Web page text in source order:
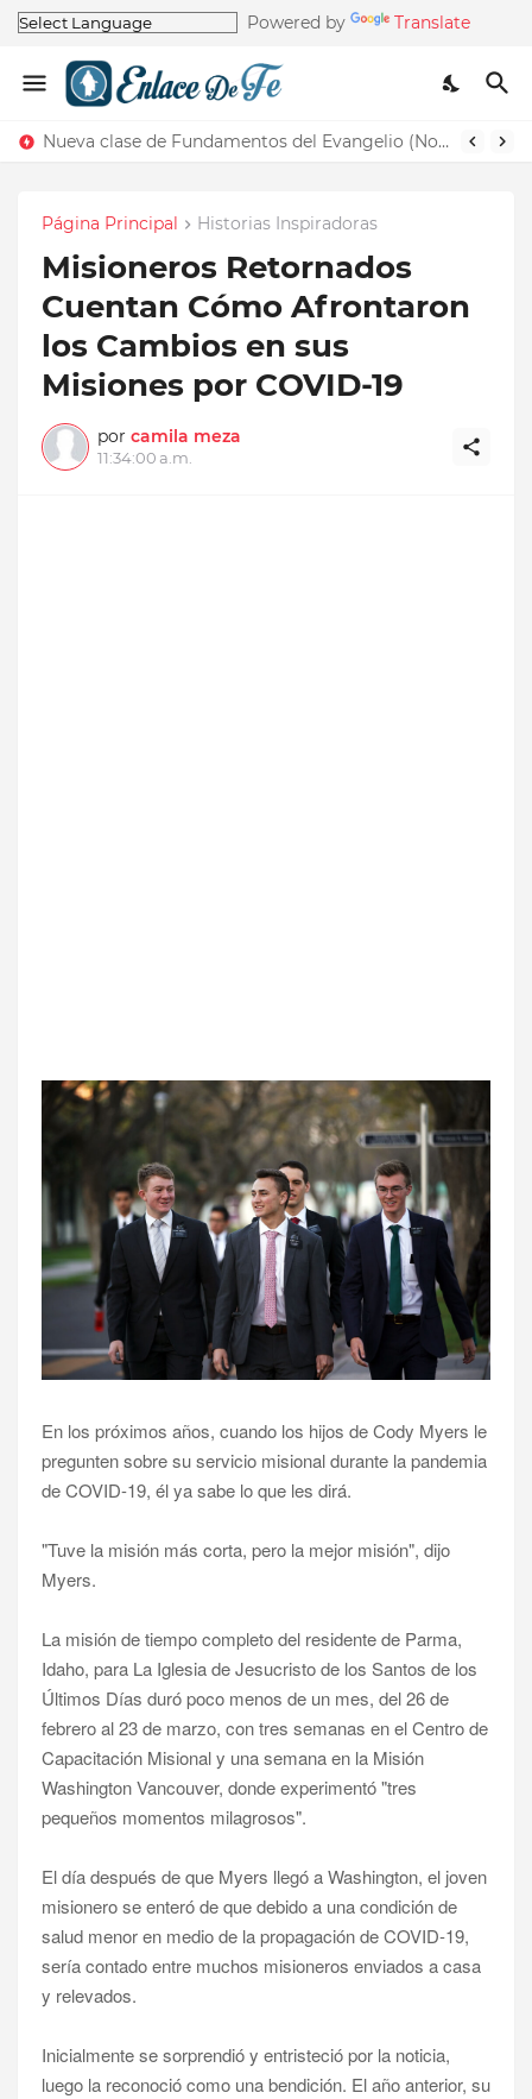
Powered by Translate
Nueva clase de Fundamentos del Evangelio (Nos recuerda la de Principios del Evangelio)
Página Principal Historias Inspiradoras
Misioneros Retornados
Cuentan Cómo Afrontaron
los Cambios en sus
Misiones por COVID-19
por camila meza
11:34:00 a.m.
En los próximos años, cuando los hijos de Cody Myers le
pregunten sobre su servicio misional durante la pandemia
de COVID-19, él ya sabe lo que les dirá.
"Tuve la misión más corta, pero la mejor misión", dijo
Myers.
La misión de tiempo completo del residente de Parma,
Idaho, para La Iglesia de Jesucristo de los Santos de los
Últimos Días duró poco menos de un mes, del 26 de
febrero al 23 de marzo, con tres semanas en el Centro de
Capacitación Misional y una semana en la Misión
Washington Vancouver, donde experimentó "tres
pequeños momentos milagrosos".
El día después de que Myers llegó a Washington, el joven
misionero se enteró de que debido a una condición de
salud menor en medio de la propagación de COVID-19,
sería contado entre muchos misioneros enviados a casa
y relevados.
Inicialmente se sorprendió y entristeció por la noticia,
luego la reconoció como una bendición. El año anterior, su